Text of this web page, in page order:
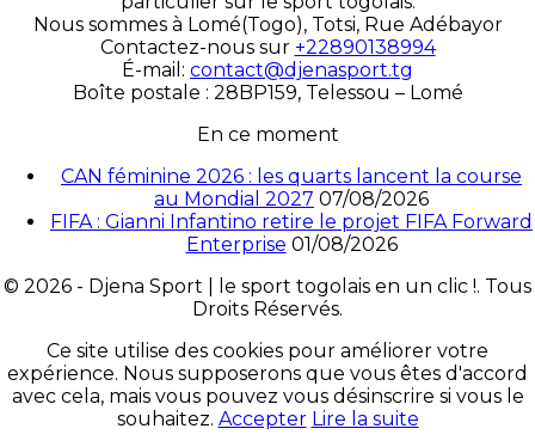
Nous sommes à Lomé(Togo), Totsi, Rue Adébayor
Contactez-nous sur +22890138994
É-mail: contact@djenasport.tg
Boîte postale : 28BP159, Telessou – Lomé
En ce moment
CAN féminine 2026 : les quarts lancent la course
au Mondial 2027 07/08/2026
FIFA : Gianni Infantino retire le projet FIFA Forward
Enterprise 01/08/2026
© 2026 - Djena Sport | le sport togolais en un clic !. Tous
Droits Réservés.
Ce site utilise des cookies pour améliorer votre
expérience. Nous supposerons que vous êtes d'accord
avec cela, mais vous pouvez vous désinscrire si vous le
souhaitez. Accepter Lire la suite